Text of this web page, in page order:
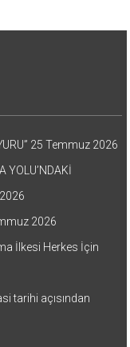
25 Temmuz 2026
YOLU’NDAKİ
2026
İlkesi Herkes İçin
tarihi açısından